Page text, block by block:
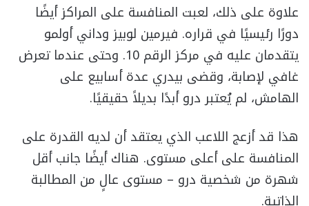
علاوة على ذلك، لعبت المنافسة على المراكز أيضًا
دورًا رئيسيًا في قراره. فيرمين لوبيز وداني أولمو
يتقدمان عليه في مركز الرقم 10. وحتى عندما تعرض
غافي لإصابة، وقضى بيدري عدة أسابيع على
الهامش، لم يُعتبر درو أبدًا بديلاً حقيقيًا.
هذا قد أزعج اللاعب الذي يعتقد أن لديه القدرة على
المنافسة على أعلى مستوى. هناك أيضًا جانب أقل
شهرة من شخصية درو – مستوى عالٍ من المطالبة